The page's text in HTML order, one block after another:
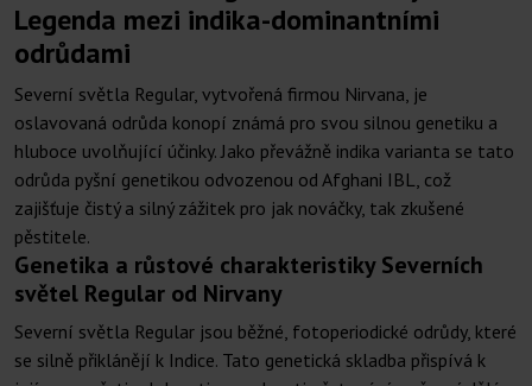
Legenda mezi indika-dominantními
odrůdami
Severní světla Regular, vytvořená firmou Nirvana, je
oslavovaná odrůda konopí známá pro svou silnou genetiku a
hluboce uvolňující účinky. Jako převážně indika varianta se tato
odrůda pyšní genetikou odvozenou od Afghani IBL, což
zajišťuje čistý a silný zážitek pro jak nováčky, tak zkušené
pěstitele.
Genetika a růstové charakteristiky Severních
světel Regular od Nirvany
Severní světla Regular jsou běžné, fotoperiodické odrůdy, které
se silně přiklánějí k Indice. Tato genetická skladba přispívá k